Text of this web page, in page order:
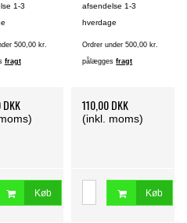
1-3
500,00 kr.
fragt
Køb
afsendelse 1-3
hverdage
Ordrer under 500,00 kr.
pålæggesfragt
110,00 DKK
(inkl. moms)
Køb